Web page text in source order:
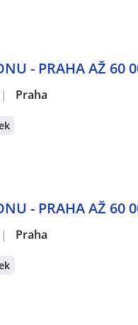
- PRAHA AŽ 60
| Praha
- PRAHA AŽ 60
| Praha